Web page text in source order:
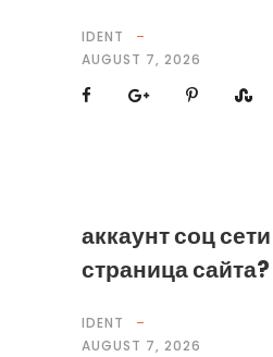
IDENT
AUGUST 7, 2026
аккаунт соц
страница сайта?
IDENT
AUGUST 7, 2026